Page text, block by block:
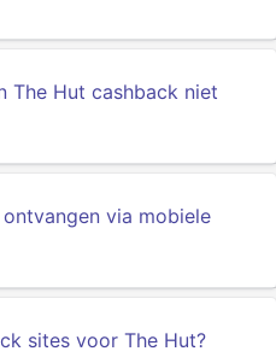
The Hut cashback niet
via mobiele
sites voor The Hut?